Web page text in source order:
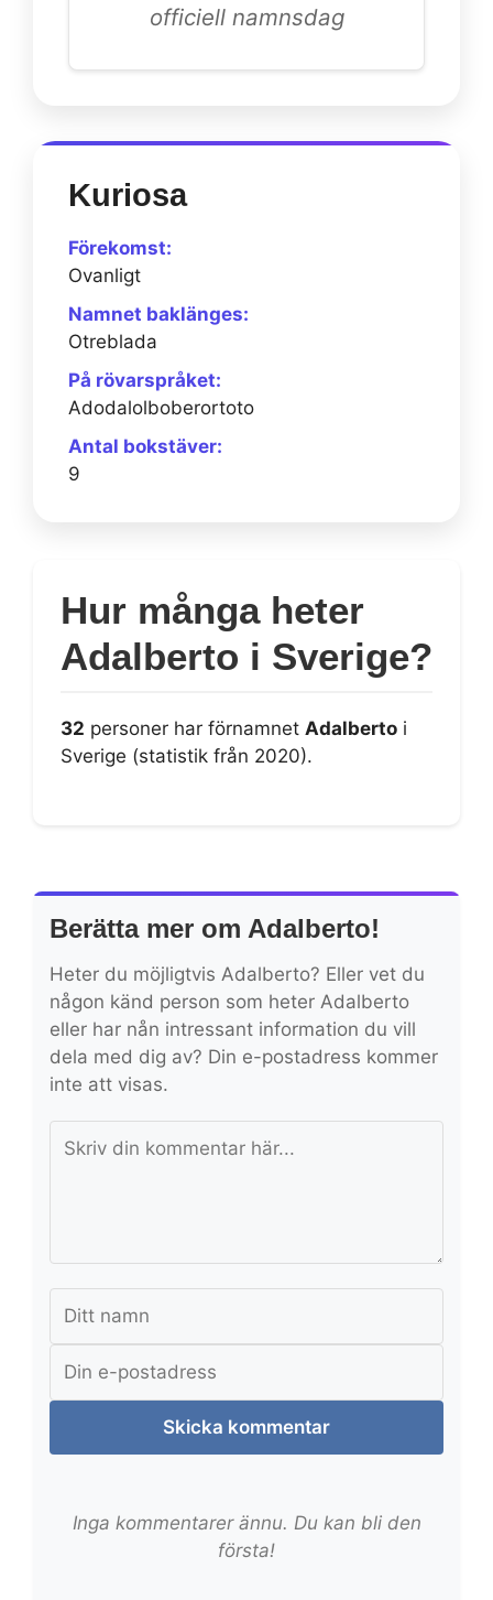
officiell namnsdag
Kuriosa
Förekomst:
Ovanligt
Namnet baklänges:
Otreblada
På rövarspråket:
Adodalolboberortoto
Antal bokstäver:
9
Hur många heter
Adalberto i Sverige?
32 personer har förnamnet Adalberto i
Sverige (statistik från 2020).
Berätta mer om Adalberto!
Heter du möjligtvis Adalberto? Eller vet du
någon känd person som heter Adalberto
eller har nån intressant information du vill
dela med dig av? Din e-postadress kommer
inte att visas.
Skicka kommentar
Inga kommentarer ännu. Du kan bli den
första!